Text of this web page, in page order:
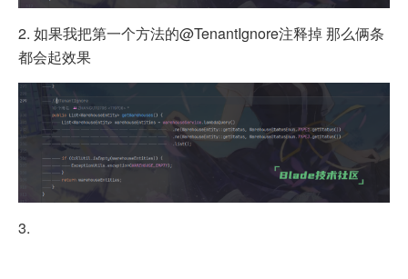
2. 如果我把第一个方法的@TenantIgnore注释掉 那么俩条
都会起效果
3.